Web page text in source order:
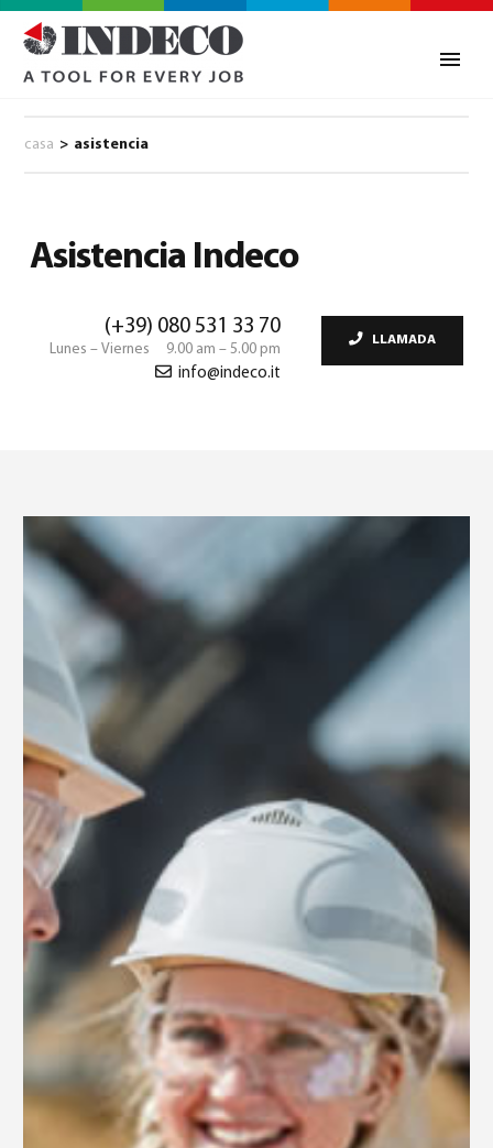
North America – Spanish North America – Spanish
casa > asistencia
Asistencia Indeco
(+39) 080 531 33 70
Lunes – Viernes 9.00 am – 5.00 pm
info@indeco.it
LLAMADA